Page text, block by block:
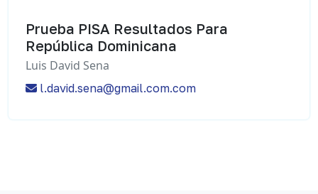
Prueba PISA Resultados Para
República Dominicana
Luis David Sena
l.david.sena@gmail.com.com